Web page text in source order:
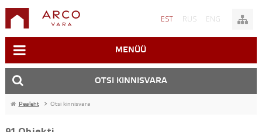
EST RUS ENG
MENÜÜ
OTSI KINNISVARA
Pealeht > Otsi kinnisvara